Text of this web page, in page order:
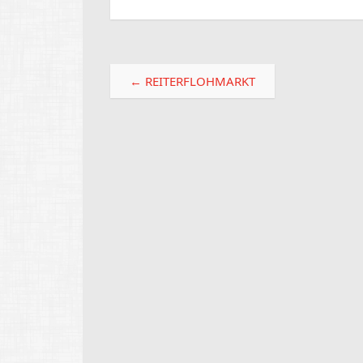
Beitragsnavigation
← REITERFLOHMARKT